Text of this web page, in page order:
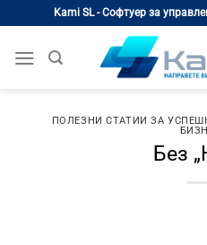
content
Kami SL - Софтуер за
ПОЛЕЗНИ СТАТИИ ЗА
Без